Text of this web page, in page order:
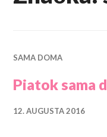
SAMA DOMA
Piatok sama
12. AUGUSTA 2016